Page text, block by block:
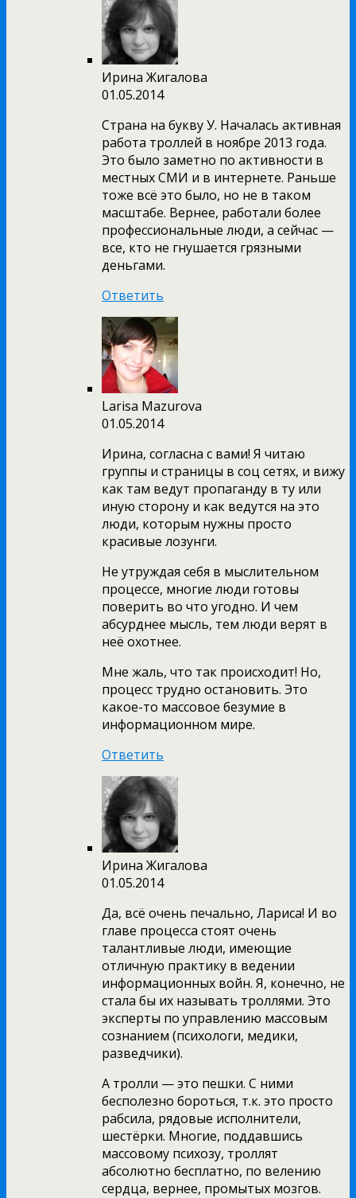
Ирина Жигалова
01.05.2014
Страна на букву У. Началась активная
работа троллей в ноябре 2013 года.
Это было заметно по активности в
местных СМИ и в интернете. Раньше
тоже всё это было, но не в таком
масштабе. Вернее, работали более
профессиональные люди, а сейчас —
все, кто не гнушается грязными
деньгами.
Ответить
Larisa Mazurova
01.05.2014
Ирина, согласна с вами! Я читаю
группы и страницы в соц сетях, и вижу
как там ведут пропаганду в ту или
иную сторону и как ведутся на это
люди, которым нужны просто
красивые лозунги.
Не утруждая себя в мыслительном
процессе, многие люди готовы
поверить во что угодно. И чем
абсурднее мысль, тем люди верят в
неё охотнее.
Мне жаль, что так происходит! Но,
процесс трудно остановить. Это
какое-то массовое безумие в
информационном мире.
Ответить
Ирина Жигалова
01.05.2014
Да, всё очень печально, Лариса! И во
главе процесса стоят очень
талантливые люди, имеющие
отличную практику в ведении
информационных войн. Я, конечно, не
стала бы их называть троллями. Это
эксперты по управлению массовым
сознанием (психологи, медики,
разведчики).
А тролли — это пешки. С ними
бесполезно бороться, т.к. это просто
рабсила, рядовые исполнители,
шестёрки. Многие, поддавшись
массовому психозу, троллят
абсолютно бесплатно, по велению
сердца, вернее, промытых мозгов.